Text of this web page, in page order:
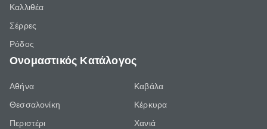
Καλλιθέα
Σέρρες
Ρόδος
Ονομαστικός Κατάλογος
Αθήνα
Θεσσαλονίκη
Περιστέρι
Καβάλα
Κέρκυρα
Χανιά